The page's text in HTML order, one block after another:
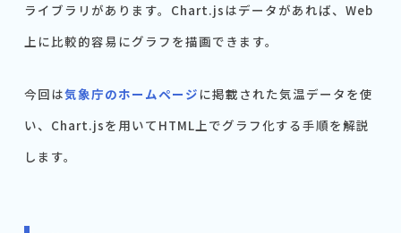
ライブラリがあります。Chart.jsはデータがあれば、Web
上に比較的容易にグラフを描画できます。
今回は気象庁のホームページに掲載された気温データを使
い、Chart.jsを用いてHTML上でグラフ化する手順を解説
します。